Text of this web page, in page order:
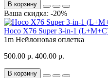
В корзину
Ваша скидка: -20%
Hoco X76 Super 3-in-1
1m Нейлоновая оплетка
500.00 р. 400.00 р.
В корзину